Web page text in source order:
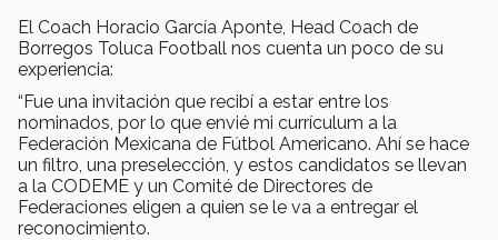
El Coach Horacio García Aponte, Head Coach de
Borregos Toluca Football nos cuenta un poco de su
experiencia:
“Fue una invitación que recibí a estar entre los
nominados, por lo que envié mi currículum a la
Federación Mexicana de Fútbol Americano. Ahí se hace
un filtro, una preselección, y estos candidatos se llevan
a la CODEME y un Comité de Directores de
Federaciones eligen a quien se le va a entregar el
reconocimiento.